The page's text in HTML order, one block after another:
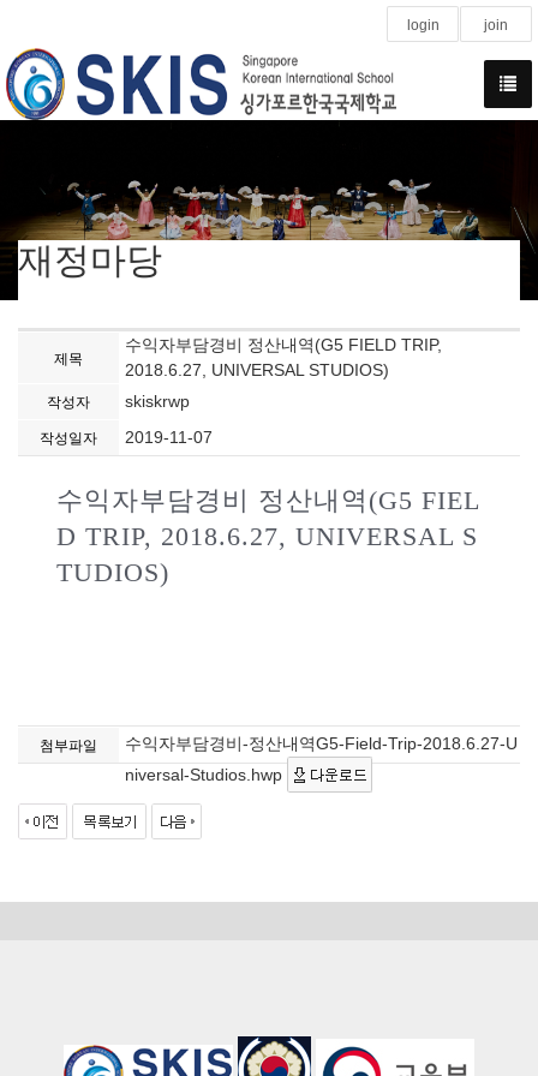
login join
재정마당
제목
수익자부담경비 정산내역(G5 FIELD TRIP,
2018.6.27, UNIVERSAL STUDIOS)
작성자 skiskrwp
작성일자 2019-11-07
수익자부담경비 정산내역(G5 FIEL
D TRIP, 2018.6.27, UNIVERSAL S
TUDIOS)
첨부파일
수익자부담경비-정산내역G5-Field-Trip-2018.6.27-U
niversal-Studios.hwp